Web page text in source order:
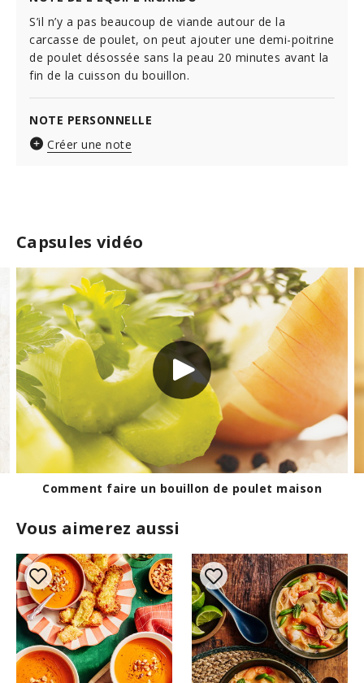
Capsules vidéo
Découvrez les huiles
Vous aimerez aussi
S’il n’y a pas beaucoup de viande autour de la
carcasse de poulet, on peut ajouter une demi-poitrine
de poulet désossée sans la peau 20 minutes avant la
fin de la cuisson du bouillon.
NOTE PERSONNELLE
Créer une note